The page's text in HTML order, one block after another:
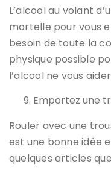
L’alcool au volant
mortelle pour vous
besoin de toute la
physique possible
l’alcool ne vous
Emportez une
Rouler avec une
est une bonne idée
quelques articles